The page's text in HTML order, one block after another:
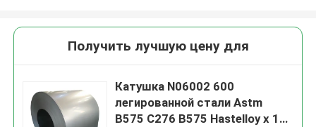
Получить лучшую цену для
Катушка N06002 600
легированной стали Astm
B575 C276 B575 Hastelloy x 1